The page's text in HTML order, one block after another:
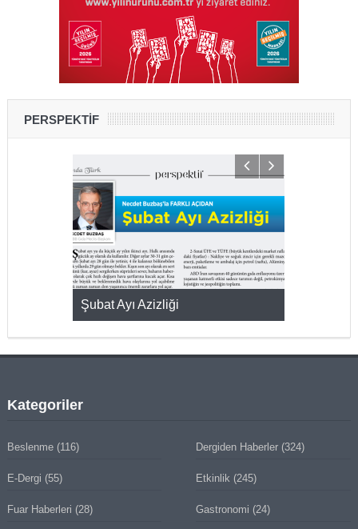
PERSPEKTİF
Şubat Ayı Azizliği
Kategoriler
Beslenme(116) Dergiden Haberler (324)
E-Dergi (55) Etkinlik (245)
Fuar Haberleri (28) Gastronomi (24)